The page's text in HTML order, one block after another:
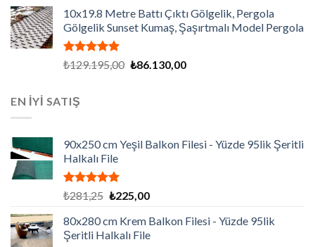
aldı
₺129.847,50.fiyat:
₺86.565,00.
10x19.8 Metre Battı Çıktı Gölgelik, Pergola
Gölgelik Sunset Kumaş, Şaşırtmalı Model Pergola
5 üzerinden
₺129.195,00 Orijinal
₺86.130,00Şu
EN İYİ SATIŞ
90x250 cm Yeşil Balkon Filesi - Yüzde 95lik Şeritli
Halkalı File
5 üzerinden
oy
aldı
₺281,25 Orijinal
₺281,25.
₺225,00Şu
fiyat:
₺225,00.
80x280 cm Krem Balkon Filesi - Yüzde 95lik
Şeritli Halkalı File